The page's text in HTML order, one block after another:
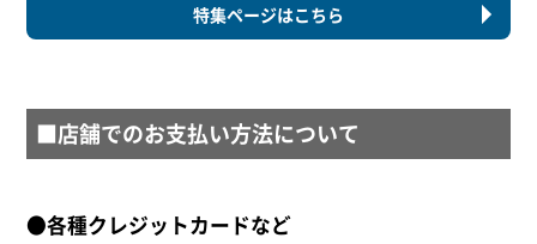
特集ページはこちら
■店舗でのお支払い方法について
●各種クレジットカードなど